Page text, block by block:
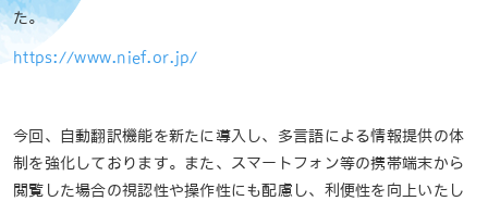
た。
https://www.nief.or.jp/
今回、自動翻訳機能を新たに導入し、多言語による情報提供の体
制を強化しております。また、スマートフォン等の携帯端末から
閲覧した場合の視認性や操作性にも配慮し、利便性を向上いたし